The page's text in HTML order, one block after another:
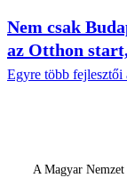
Nem csak
az Otthon
Egyre több fejlesztői
A Magyar